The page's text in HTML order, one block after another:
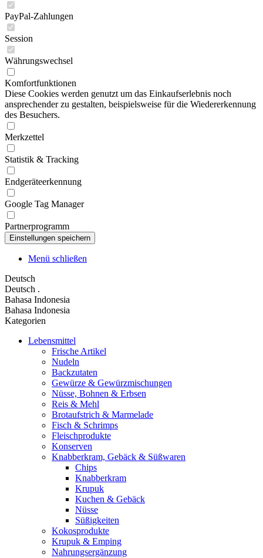
PayPal-Zahlungen
Session
Währungswechsel
Komfortfunktionen
Diese Cookies werden genutzt um das Einkaufserlebnis noch
ansprechender zu gestalten, beispielsweise für die Wiedererkennung
des Besuchers.
Merkzettel
Statistik & Tracking
Endgeräteerkennung
Google Tag Manager
Partnerprogramm
Menü schließen
Deutsch
Deutsch .
Bahasa Indonesia
Bahasa Indonesia
Kategorien
Lebensmittel
Frische Artikel
Nudeln
Backzutaten
Gewürze & Gewürzmischungen
Nüsse, Bohnen & Erbsen
Reis & Mehl
Brotaufstrich & Marmelade
Fisch & Schrimps
Fleischprodukte
Konserven
Knabberkram, Gebäck & Süßwaren
Chips
Knabberkram
Krupuk
Kuchen & Gebäck
Nüsse
Süßigkeiten
Kokosprodukte
Krupuk & Emping
Nahrungsergänzung